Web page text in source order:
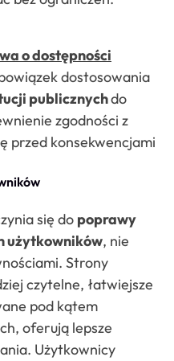
o dostępności
dostosowania
publicznychdo
zgodności z
przed konsekwencjami
się do poprawy
użytkowników, nie
Strony
czytelne, łatwiejsze
pod kątem
oferują lepsze
Użytkownicy